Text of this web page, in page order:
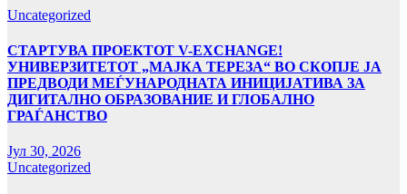
Uncategorized
СТАРТУВА ПРОЕКТОТ V-EXCHANGE!
УНИВЕРЗИТЕТОТ „МАЈКА ТЕРЕЗА“ ВО СКОПЈЕ ЈА
ПРЕДВОДИ МЕЃУНАРОДНАТА ИНИЦИЈАТИВА ЗА
ДИГИТАЛНО ОБРАЗОВАНИЕ И ГЛОБАЛНО
ГРАЃАНСТВО
Јул 30, 2026
Uncategorized